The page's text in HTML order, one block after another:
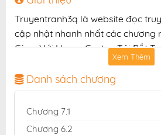
Truyentranh3q là website đọc
cập nhật nhanh nhất các chương
Cùng Với Home Center, Tôi Bắt
Cung!" với chất lượng hình ảnh
và giao diện thân thiện, mang đến
truyện hấp dẫn, tiện lợi, hoàn
giả yêu thích truyện tranh online.
Xem Thêm
Danh sách chương
Chương 7.1
Chương 6.2